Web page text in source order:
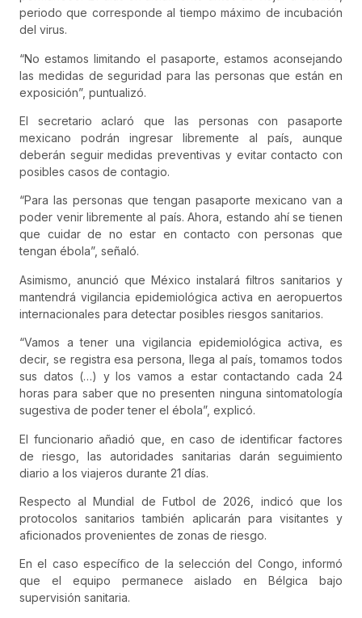
periodo que corresponde al tiempo máximo de incubación
del virus.
“No estamos limitando el pasaporte, estamos aconsejando
las medidas de seguridad para las personas que están en
exposición”, puntualizó.
El secretario aclaró que las personas con pasaporte
mexicano podrán ingresar libremente al país, aunque
deberán seguir medidas preventivas y evitar contacto con
posibles casos de contagio.
“Para las personas que tengan pasaporte mexicano van a
poder venir libremente al país. Ahora, estando ahí se tienen
que cuidar de no estar en contacto con personas que
tengan ébola”, señaló.
Asimismo, anunció que México instalará filtros sanitarios y
mantendrá vigilancia epidemiológica activa en aeropuertos
internacionales para detectar posibles riesgos sanitarios.
“Vamos a tener una vigilancia epidemiológica activa, es
decir, se registra esa persona, llega al país, tomamos todos
sus datos (…) y los vamos a estar contactando cada 24
horas para saber que no presenten ninguna sintomatología
sugestiva de poder tener el ébola”, explicó.
El funcionario añadió que, en caso de identificar factores
de riesgo, las autoridades sanitarias darán seguimiento
diario a los viajeros durante 21 días.
Respecto al Mundial de Futbol de 2026, indicó que los
protocolos sanitarios también aplicarán para visitantes y
aficionados provenientes de zonas de riesgo.
En el caso específico de la selección del Congo, informó
que el equipo permanece aislado en Bélgica bajo
supervisión sanitaria.